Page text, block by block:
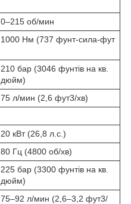
0–215 об/мин
1000 Нм (737 фунт-сила-фут
210 бар (3046 фунтів на кв.
дюйм)
75 л/мин (2,6 фут3/хв)
20 кВт (26,8 л.с.)
80 Гц (4800 об/хв)
225 бар (3300 фунтів на кв.
дюйм)
75–92 л/мин (2,6–3,2 фут3/